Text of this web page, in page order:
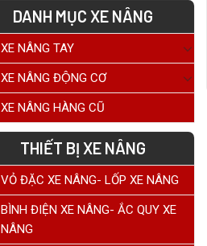
DANH MỤC XE NÂNG
XE NÂNG TAY
XE NÂNG ĐỘNG CƠ
XE NÂNG HÀNG CŨ
THIẾT BỊ XE NÂNG
VỎ ĐẶC XE NÂNG- LỐP XE NÂNG
BÌNH ĐIỆN XE NÂNG- ẮC QUY XE
NÂNG